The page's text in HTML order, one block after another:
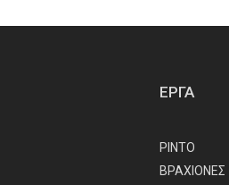
ΕΡΓΑ
ΡΙΝΤΟ
ΒΡΑΧΙΟΝΕΣ